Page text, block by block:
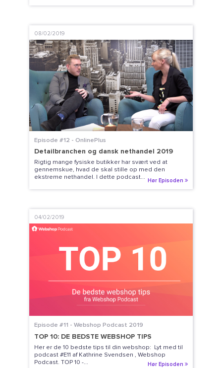
08/02/2019
Episode #12 - OnlinePlus
Detailbranchen og dansk nethandel 2019
Rigtig mange fysiske butikker har svært ved at
gennemskue, hvad de skal stille op med den
ekstreme nethandel. I dette podcast...
Hør Episoden
04/02/2019
Episode #11 - Webshop Podcast 2019
TOP 10: DE BEDSTE WEBSHOP TIPS
Her er de 10 bedste tips til din webshop: Lyt med til
podcast #E11 af Kathrine Svendsen , Webshop
Podcast. TOP 10 -...
Hør Episoden